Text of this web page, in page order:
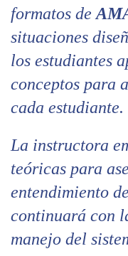
formatos de
situaciones
los estudiantes
conceptos para
cada estudiante.
La instructora
teóricas para
entendimiento
continuará con
manejo del